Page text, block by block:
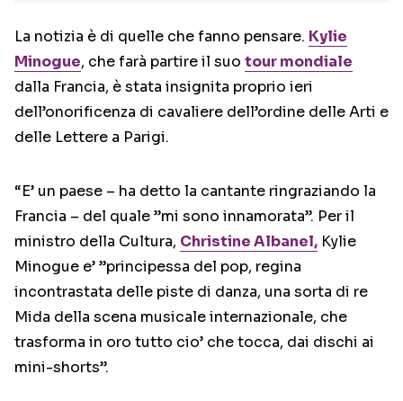
La notizia è di quelle che fanno pensare. Kylie
Minogue, che farà partire il suo tour mondiale
dalla Francia, è stata insignita proprio ieri
dell’onorificenza di cavaliere dell’ordine delle Arti e
delle Lettere a Parigi.
“E’ un paese – ha detto la cantante ringraziando la
Francia – del quale ”mi sono innamorata”. Per il
ministro della Cultura, Christine Albanel, Kylie
Minogue e’ ”principessa del pop, regina
incontrastata delle piste di danza, una sorta di re
Mida della scena musicale internazionale, che
trasforma in oro tutto cio’ che tocca, dai dischi ai
mini-shorts”.